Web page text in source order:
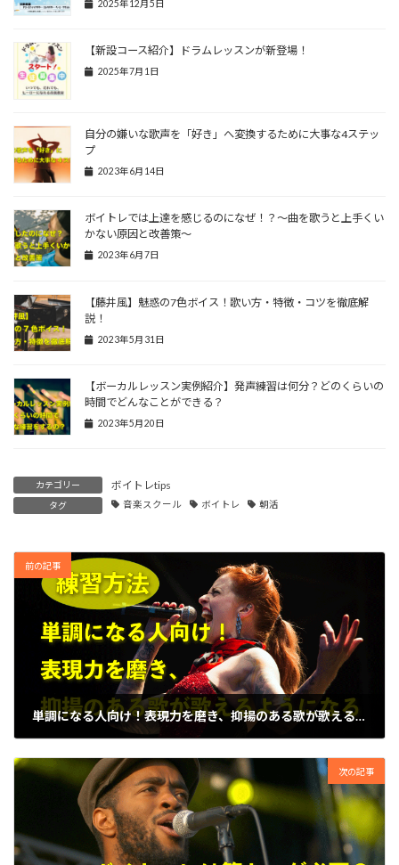
2025年12月5日
【新設コース紹介】ドラムレッスンが新登場！
2025年7月1日
自分の嫌いな歌声を「好き」へ変換するために大事な4ステッ
プ
2023年6月14日
ボイトレでは上達を感じるのになぜ！？〜曲を歌うと上手くい
かない原因と改善策〜
2023年6月7日
【藤井風】魅惑の7色ボイス！歌い方・特徴・コツを徹底解
説！
2023年5月31日
【ボーカルレッスン実例紹介】発声練習は何分？どのくらいの
時間でどんなことができる？
2023年5月20日
カテゴリー ボイトレtips
タグ 音楽スクール ボイトレ 朝活
前の記事
単調になる人向け！表現力を磨き、抑揚のある歌が歌えるようになる練習方法
次の記事